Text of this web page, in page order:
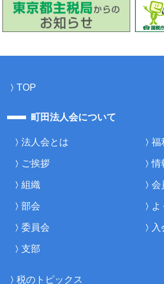
TOP
町田法人会について
法人会とは
ご挨拶
組織
部会
委員会
支部
福
情
会
よ
入
税のトピックス